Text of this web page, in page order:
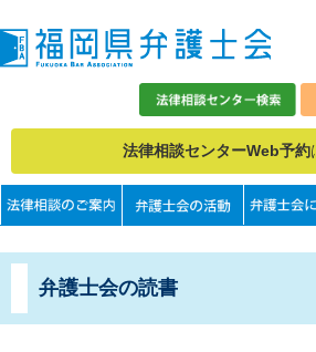
法律相談センターWeb予約
弁護士会の読書